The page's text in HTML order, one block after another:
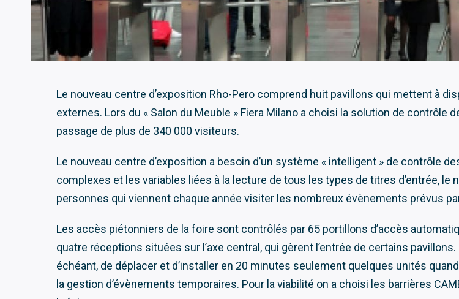
Le nouveau centre d’exposition Rho-Pero comprend huit pavillons qui mettent à
externes. Lors du « Salon du Meuble » Fiera Milano a choisi la solution de contrôle
passage de plus de 340 000 visiteurs.
Le nouveau centre d’exposition a besoin d’un système « intelligent » de contrôle
complexes et les variables liées à la lecture de tous les types de titres d’entrée,
personnes qui viennent chaque année visiter les nombreux évènements prévus
Les accès piétonniers de la foire sont contrôlés par 65 portillons d’accès
quatre réceptions situées sur l’axe central, qui gèrent l’entrée de certains
échéant, de déplacer et d’installer en 20 minutes seulement quelques unités
la gestion d’évènements temporaires. Pour la viabilité on a choisi les barrières